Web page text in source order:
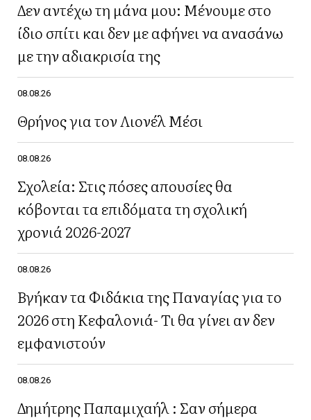
Δεν αντέχω τη μάνα μου: Μένουμε στο
ίδιο σπίτι και δεν με αφήνει να ανασάνω
με την αδιακρισία της
08.08.26
Θρήνος για τον Λιονέλ Μέσι
08.08.26
Σχολεία: Στις πόσες απουσίες θα
κόβονται τα επιδόματα τη σχολική
χρονιά 2026-2027
08.08.26
Βγήκαν τα Φιδάκια της Παναγίας για το
2026 στη Κεφαλονιά- Τι θα γίνει αν δεν
εμφανιστούν
08.08.26
Δημήτρης Παπαμιχαήλ : Σαν σήμερα